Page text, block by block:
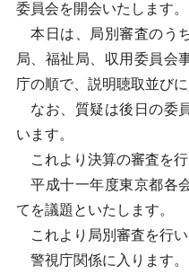
委員会を開会いたします。
本日は、局別審査のう
局、福祉局、収用委員会
庁の順で、説明聴取並び
なお、質疑は後日の委
います。
これより決算の審査を行
平成十一年度東京都各
てを議題といたします。
これより局別審査を行い
警視庁関係に入ります。